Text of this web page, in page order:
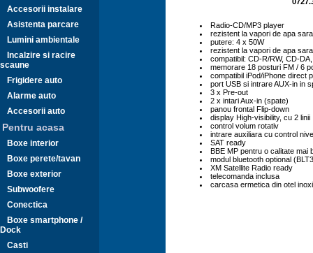
Accesorii instalare
Asistenta parcare
Lumini ambientale
Incalzire si racire
scaune
Frigidere auto
Alarme auto
Accesorii auto
Pentru acasa
Boxe interior
Boxe perete/tavan
Boxe exterior
Subwoofere
Conectica
Boxe smartphone /
Dock
Casti
Radio-CD/MP3 player
rezistent la vapori de apa
putere: 4 x 50W
rezistent la vapori de apa
compatibil: CD-R/RW, CD-
memorare 18 posturi FM / 6
compatibil iPod/iPhone direct
port USB si intrare AUX-in in
3 x Pre-out
2 x intari Aux-in (spate)
panou frontal Flip-down
display High-visibility, cu 2 linii
control volum rotativ
intrare auxiliara cu control
SAT ready
BBE MP pentru o calitate mai
modul bluetooth optional
XM Satellite Radio ready
telecomanda inclusa
carcasa ermetica din otel